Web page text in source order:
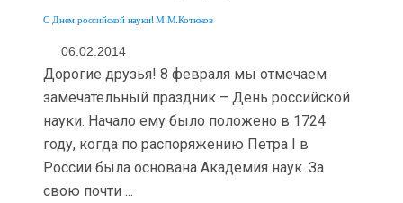
С Днем российской науки! М.М.Котюков
06.02.2014
Дорогие друзья! 8 февраля мы отмечаем
замечательный праздник – День российской
науки. Начало ему было положено в 1724
году, когда по распоряжению Петра I в
России была основана Академия наук. За
свою почти ...